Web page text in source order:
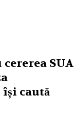
SUA
caută